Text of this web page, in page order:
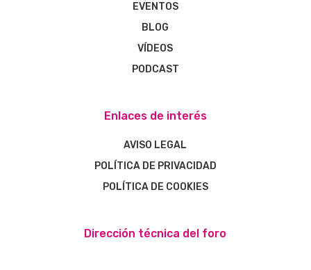
EVENTOS
BLOG
VÍDEOS
PODCAST
Enlaces de interés
AVISO LEGAL
POLÍTICA DE PRIVACIDAD
POLÍTICA DE COOKIES
Dirección técnica del foro